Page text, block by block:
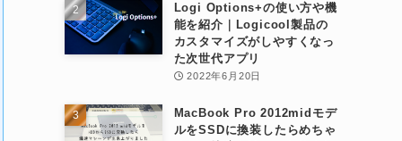
Logi Options+の使い方や機
能を紹介｜Logicool製品の
カスタマイズがしやすくなっ
た次世代アプリ
2022年6月20日
MacBook Pro 2012midモデ
ルをSSDに換装したらめちゃ